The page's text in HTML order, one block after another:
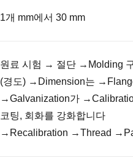
1개 mm에서 30 mm
원료 시험 → 절단 →Molding
(경도) →Dimension는
→Galvanization가
코팅, 회화를 강화합니다
→Recalibration →Thread